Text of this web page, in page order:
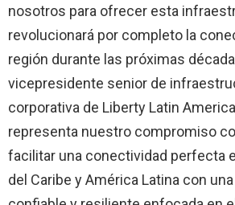
nosotros para ofrecer esta
revolucionará por completo la
región durante las próximas
vicepresidente senior de
corporativa de Liberty Latin
representa nuestro compromiso
facilitar una conectividad perfecta
del Caribe y América Latina con